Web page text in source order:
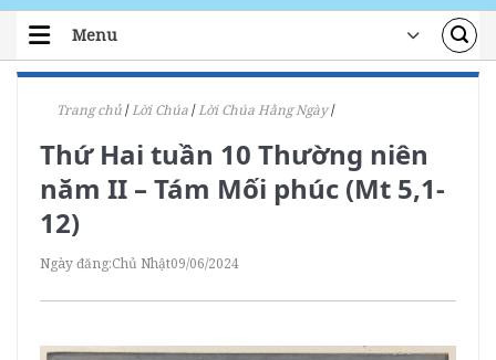
Menu
TRANG CHỦ
ĐOÀN THỂ
ÁI TÍN
ĐÀO TẠO
LỜI CHÚA
VĂN HOÁ NGHỆ THUẬT
Trang chủ/Lời Chúa/Lời Chúa Hằng Ngày/
Thứ Hai tuần 10 Thường niên
năm II – Tám Mối phúc (Mt 5,1-
12)
Ngày đăng:Chủ Nhật09/06/2024